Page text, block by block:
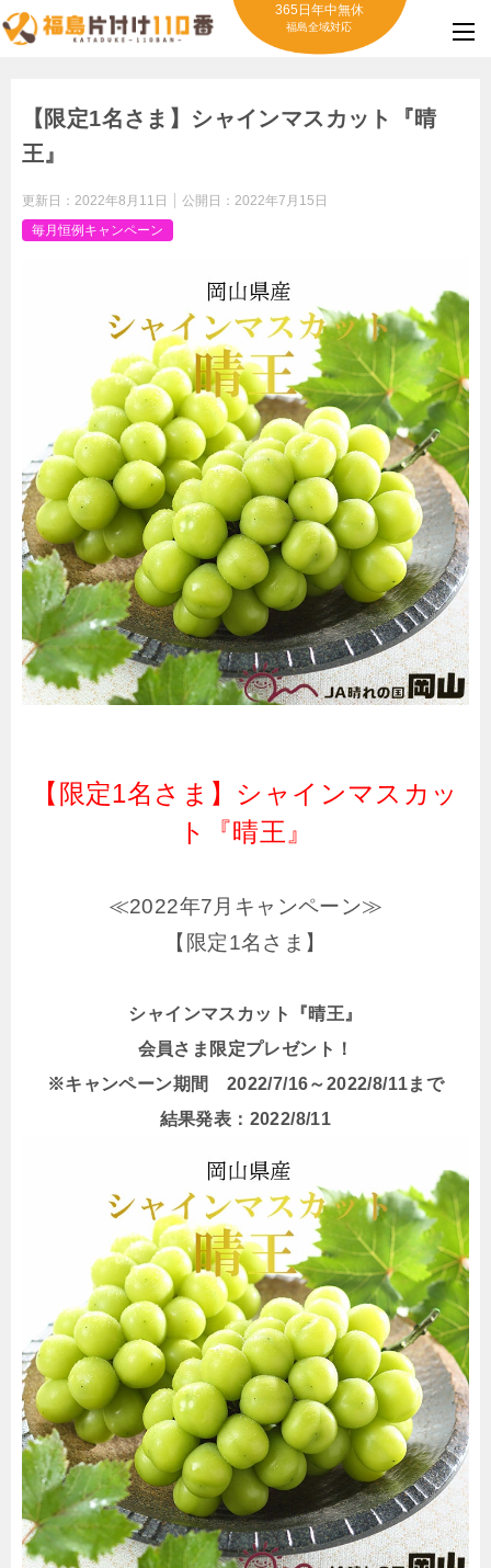
365日年中無休
福島全域対応
【限定1名さま】シャインマスカット『晴
王』
更新日： 2022年8月11日 公開日： 2022年7月15日
毎月恒例キャンペーン
【限定1名さま】シャインマスカッ
ト『晴王』
≪2022年7月キャンペーン≫
【限定1名さま】
シャインマスカット『晴王』
会員さま限定プレゼント！
※キャンペーン期間 2022/7/16～2022/8/11まで
結果発表：2022/8/11